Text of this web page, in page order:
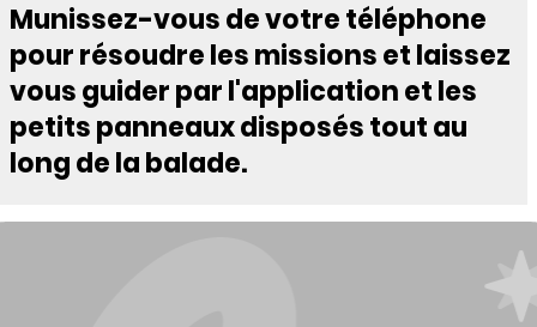
Munissez-vous de votre téléphone
pour résoudre les missions et laissez
vous guider par l'application et les
petits panneaux disposés tout au
long de la balade.